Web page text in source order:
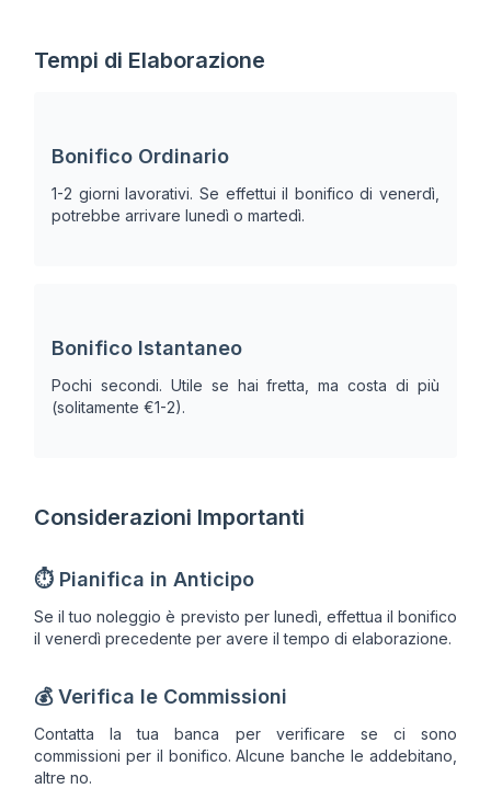
Tempi di Elaborazione
Bonifico Ordinario
1-2 giorni lavorativi. Se effettui il bonifico di venerdì,
potrebbe arrivare lunedì o martedì.
Bonifico Istantaneo
Pochi secondi. Utile se hai fretta, ma costa di più
(solitamente €1-2).
Considerazioni Importanti
⏱️ Pianifica in Anticipo
Se il tuo noleggio è previsto per lunedì, effettua il bonifico
il venerdì precedente per avere il tempo di elaborazione.
💰 Verifica le Commissioni
Contatta la tua banca per verificare se ci sono
commissioni per il bonifico. Alcune banche le addebitano,
altre no.